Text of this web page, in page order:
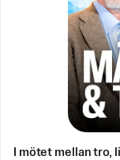
I mötet mellan